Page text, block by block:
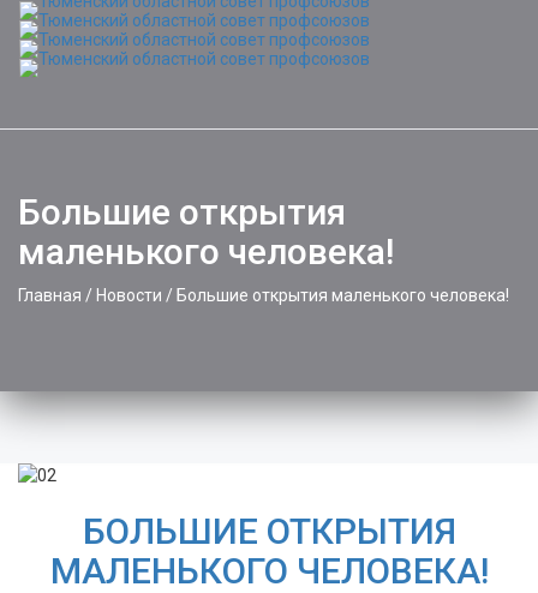
Большие открытия
маленького человека!
Главная / Новости / Большие открытия маленького человека!
БОЛЬШИЕ ОТКРЫТИЯ
МАЛЕНЬКОГО ЧЕЛОВЕКА!